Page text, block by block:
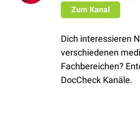
Zum Kanal
Dich interessieren
verschiedenen
Fachbereichen?
DocCheck Kanäle.